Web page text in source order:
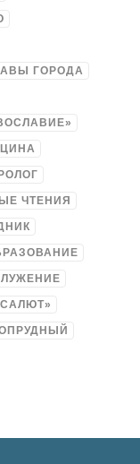
ГОРОДА
ЧТЕНИЯ